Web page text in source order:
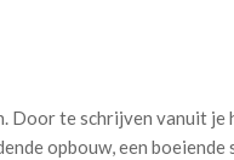
Door te schrijven vanuit je
opbouw, een